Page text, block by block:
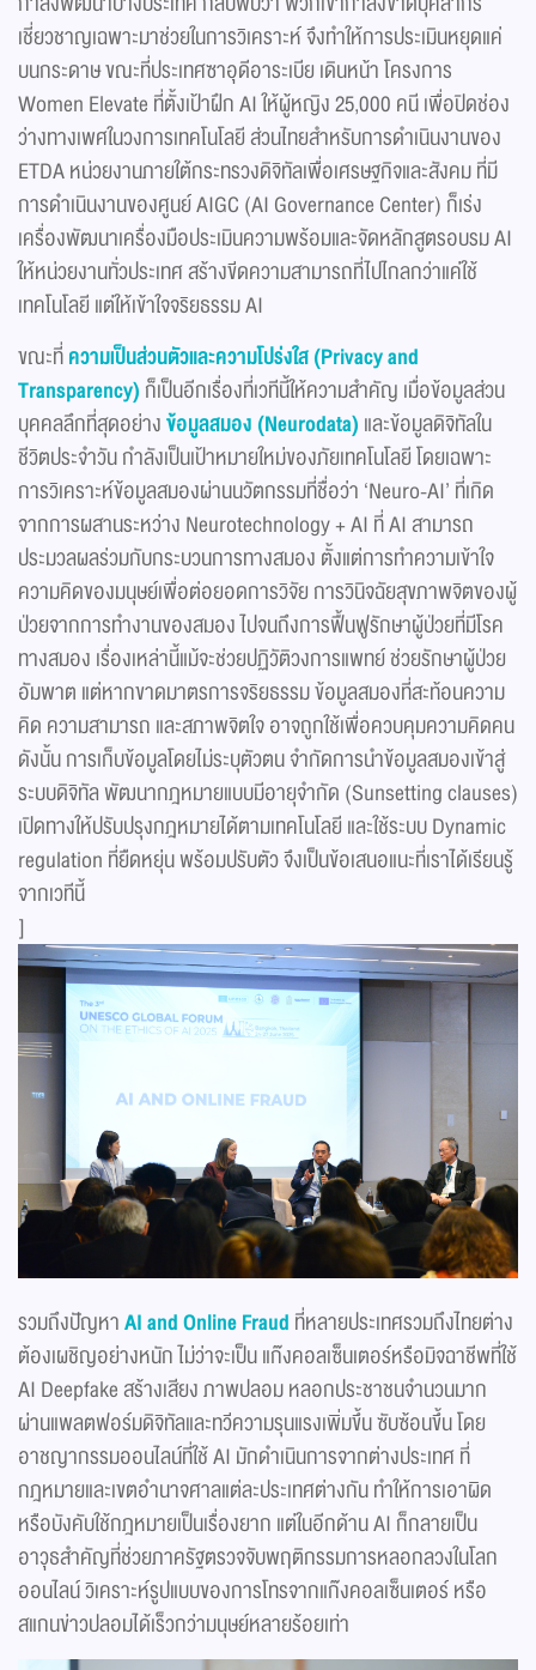
เชี่ยวชาญเฉพาะมาช่วยในการวิเคราะห์ จึงทำให้การประเมินหยุดแค่
บนกระดาษ ขณะที่ประเทศซาอุดีอาระเบีย เดินหน้า โครงการ
Women Elevate ที่ตั้งเป้าฝึก AI ให้ผู้หญิง 25,000 คนี เพื่อปิดช่อง
ว่างทางเพศในวงการเทคโนโลยี ส่วนไทยสำหรับการดำเนินงานของ
ETDA หน่วยงานภายใต้กระทรวงดิจิทัลเพื่อเศรษฐกิจและสังคม ที่มี
การดำเนินงานของศูนย์ AIGC (AI Governance Center) ก็เร่ง
เครื่องพัฒนาเครื่องมือประเมินความพร้อมและจัดหลักสูตรอบรม AI
ให้หน่วยงานทั่วประเทศ สร้างขีดความสามารถที่ไปไกลกว่าแค่ใช้
เทคโนโลยี แต่ให้เข้าใจจริยธรรม AI
ขณะที่ความเป็นส่วนตัวและความโปร่งใส (Privacy and
Transparency) ก็เป็นอีกเรื่องที่เวทีนี้ให้ความสำคัญ เมื่อข้อมูลส่วน
บุคคลลึกที่สุดอย่างข้อมูลสมอง (Neurodata) และข้อมูลดิจิทัลใน
ชีวิตประจำวัน กำลังเป็นเป้าหมายใหม่ของภัยเทคโนโลยี โดยเฉพาะ
การวิเคราะห์ข้อมูลสมองผ่านนวัตกรรมที่ชื่อว่า ‘Neuro-AI’ ที่เกิด
จากการผสานระหว่าง Neurotechnology + AI ที่ AI สามารถ
ประมวลผลร่วมกับกระบวนการทางสมอง ตั้งแต่การทำความเข้าใจ
ความคิดของมนุษย์เพื่อต่อยอดการวิจัย การวินิจฉัยสุขภาพจิตของผู้
ป่วยจากการทำงานของสมอง ไปจนถึงการฟื้นฟูรักษาผู้ป่วยที่มีโรค
ทางสมอง เรื่องเหล่านี้แม้จะช่วยปฏิวัติวงการแพทย์ ช่วยรักษาผู้ป่วย
อัมพาต แต่หากขาดมาตรการจริยธรรม ข้อมูลสมองที่สะท้อนความ
คิด ความสามารถ และสภาพจิตใจ อาจถูกใช้เพื่อควบคุมความคิดคน
ดังนั้น การเก็บข้อมูลโดยไม่ระบุตัวตน จำกัดการนำข้อมูลสมองเข้าสู่
ระบบดิจิทัล พัฒนากฎหมายแบบมีอายุจำกัด (Sunsetting clauses)
เปิดทางให้ปรับปรุงกฎหมายได้ตามเทคโนโลยี และใช้ระบบ Dynamic
regulation ที่ยืดหยุ่น พร้อมปรับตัว จึงเป็นข้อเสนอแนะที่เราได้เรียนรู้
จากเวทีนี้
]
รวมถึงปัญหาAI and Online Fraud ที่หลายประเทศรวมถึงไทยต่าง
ต้องเผชิญอย่างหนัก ไม่ว่าจะเป็น แก๊งคอลเซ็นเตอร์หรือมิจฉาชีพที่ใช้
AI Deepfake สร้างเสียง ภาพปลอม หลอกประชาชนจำนวนมาก
ผ่านแพลตฟอร์มดิจิทัลและทวีความรุนแรงเพิ่มขึ้น ซับซ้อนขึ้น โดย
อาชญากรรมออนไลน์ที่ใช้ AI มักดำเนินการจากต่างประเทศ ที่
กฎหมายและเขตอำนาจศาลแต่ละประเทศต่างกัน ทำให้การเอาผิด
หรือบังคับใช้กฎหมายเป็นเรื่องยาก แต่ในอีกด้าน AI ก็กลายเป็น
อาวุธสำคัญที่ช่วยภาครัฐตรวจจับพฤติกรรมการหลอกลวงในโลก
ออนไลน์ วิเคราะห์รูปแบบของการโทรจากแก๊งคอลเซ็นเตอร์ หรือ
สแกนข่าวปลอมได้เร็วกว่ามนุษย์หลายร้อยเท่า